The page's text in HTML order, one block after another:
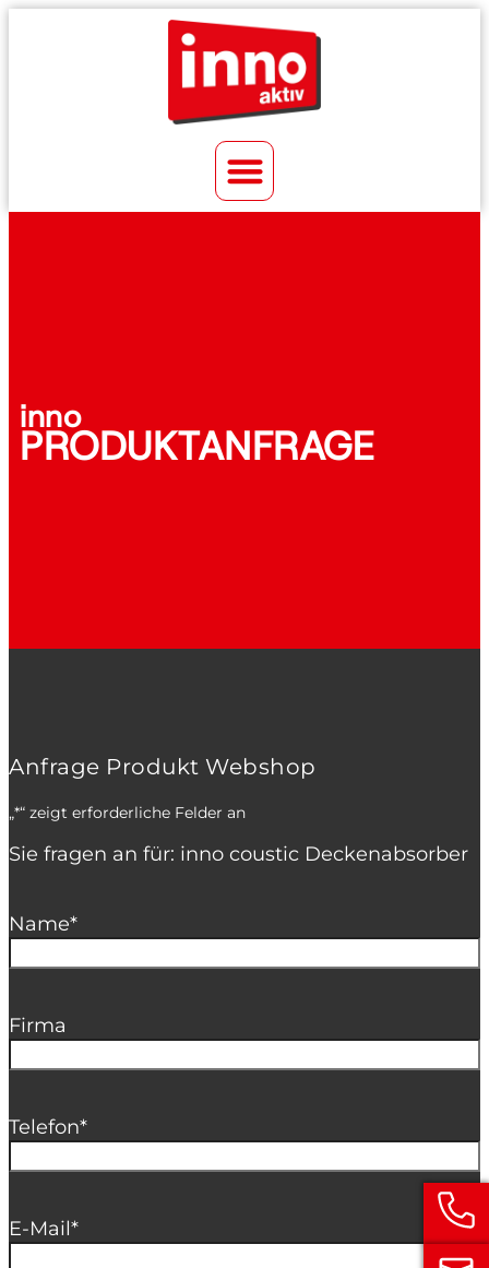
inno
PRODUKTANFRAGE
Anfrage Produkt Webshop
„*“ zeigt erforderliche Felder an
Sie fragen an für: inno coustic Deckenabsorber
Name*
Firma
Telefon*
E-Mail*